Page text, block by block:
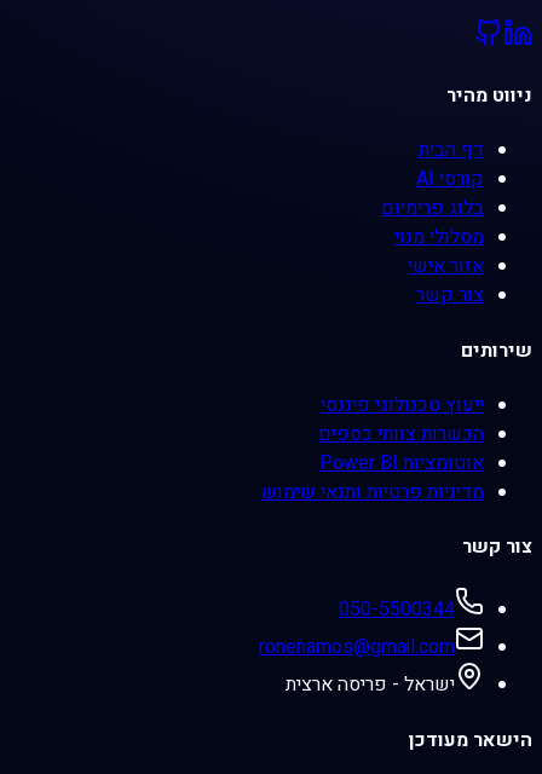
ניווט מהיר
דף הבית
קורסי AI
בלוג פרימיום
מסלולי מנוי
אזור אישי
צור קשר
שירותים
ייעוץ טכנולוגי פיננסי
הכשרות צוותי כספים
אוטומציות Power BI
מדיניות פרטיות ותנאי שימוש
צור קשר
050-5500344
ronenamos@gmail.com
ישראל - פריסה ארצית
הישאר מעודכן